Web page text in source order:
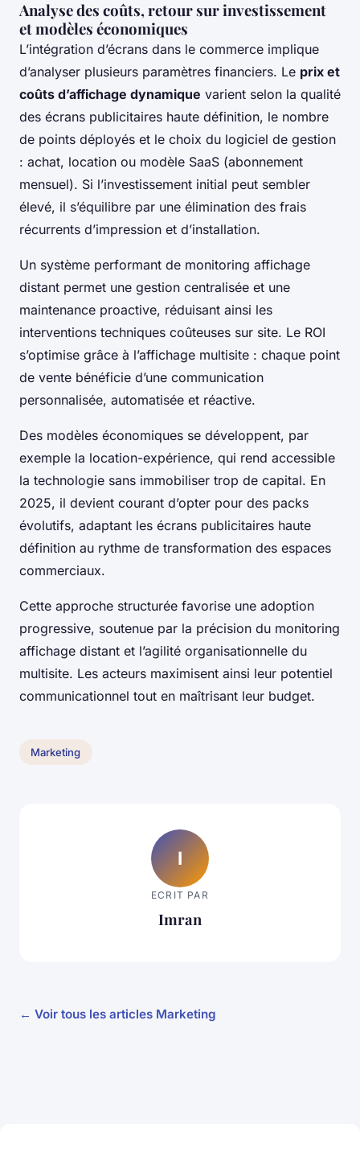
Analyse des coûts, retour sur investissement
et modèles économiques
L’intégration d’écrans dans le commerce implique
d’analyser plusieurs paramètres financiers. Le prix et
coûts d’affichage dynamique varient selon la qualité
des écrans publicitaires haute définition, le nombre
de points déployés et le choix du logiciel de gestion
: achat, location ou modèle SaaS (abonnement
mensuel). Si l’investissement initial peut sembler
élevé, il s’équilibre par une élimination des frais
récurrents d’impression et d’installation.
Un système performant de monitoring affichage
distant permet une gestion centralisée et une
maintenance proactive, réduisant ainsi les
interventions techniques coûteuses sur site. Le ROI
s’optimise grâce à l’affichage multisite : chaque point
de vente bénéficie d’une communication
personnalisée, automatisée et réactive.
Des modèles économiques se développent, par
exemple la location-expérience, qui rend accessible
la technologie sans immobiliser trop de capital. En
2025, il devient courant d’opter pour des packs
évolutifs, adaptant les écrans publicitaires haute
définition au rythme de transformation des espaces
commerciaux.
Cette approche structurée favorise une adoption
progressive, soutenue par la précision du monitoring
affichage distant et l’agilité organisationnelle du
multisite. Les acteurs maximisent ainsi leur potentiel
communicationnel tout en maîtrisant leur budget.
Marketing
I
ECRIT PAR
Imran
← Voir tous les articles Marketing